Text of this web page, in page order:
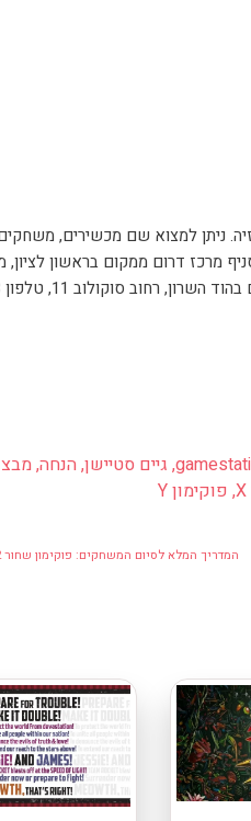
ניתן למצוא שם מכשירים,
מרכז דרום ממקום בראשון לציון,
, גיים סטיישן, הנחה,
, פוקימון Y
המדריך המלא לסיום המשחקים: פוקימון שחור 2, ולבן 2 – חלק כו'